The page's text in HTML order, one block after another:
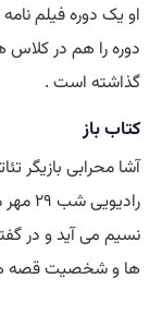
او یک دوره فیلم
دوره را هم در کلاس
گذاشته است .
کتاب باز
آشا محرابی بازیگر
نسیم می آید و در
ها و شخصیت قصه